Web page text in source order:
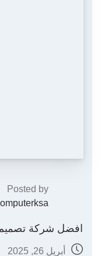
Posted by
افضل شركة
أبريل 26, 2025